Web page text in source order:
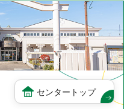
センタートップ